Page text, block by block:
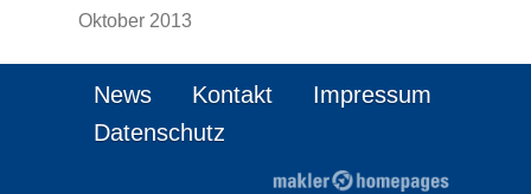
Oktober 2013
News Kontakt
Impressum
Datenschutz